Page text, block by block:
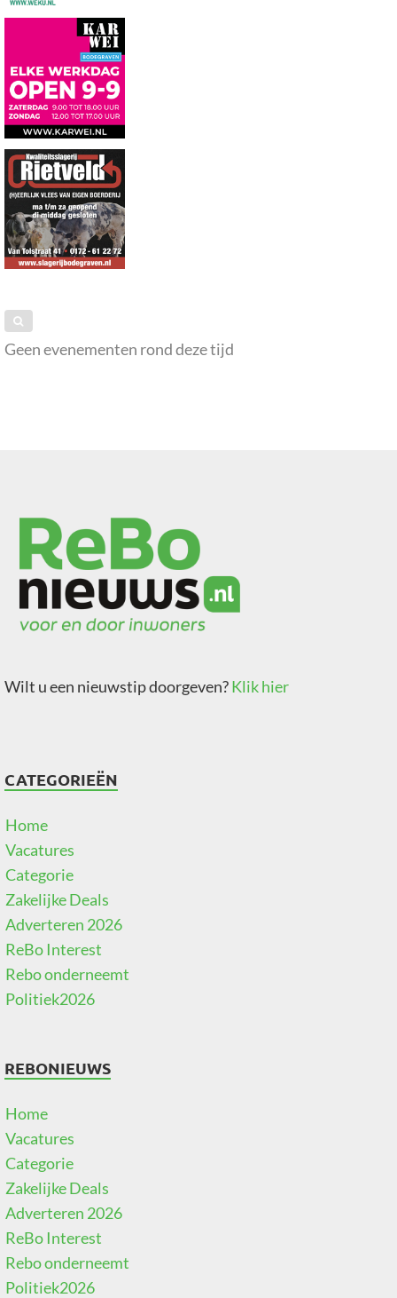
Geen evenementen rond deze tijd
Wilt u een nieuwstip doorgeven?Klik hier
CATEGORIEËN
Home
Vacatures
Categorie
Zakelijke Deals
Adverteren 2026
ReBo Interest
Rebo onderneemt
Politiek2026
REBONIEUWS
Home
Vacatures
Categorie
Zakelijke Deals
Adverteren 2026
ReBo Interest
Rebo onderneemt
Politiek2026